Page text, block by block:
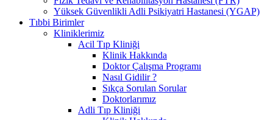
Yüksek Güvenlikli Adli Psikiyatri Hastanesi (YGAP)
Tıbbi Birimler
Kliniklerimiz
Acil Tıp Kliniği
Klinik Hakkında
Doktor Çalışma Programı
Nasıl Gidilir ?
Sıkça Sorulan Sorular
Doktorlarımız
Adli Tıp Kliniği